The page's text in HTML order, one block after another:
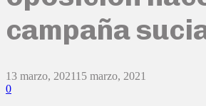
campaña
13 marzo, 202115 marzo, 2021
0